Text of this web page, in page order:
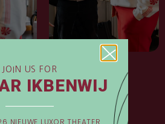
Wij-Samenleving
JOIN US FOR
IKBENWIJ
LUXOR THEATER